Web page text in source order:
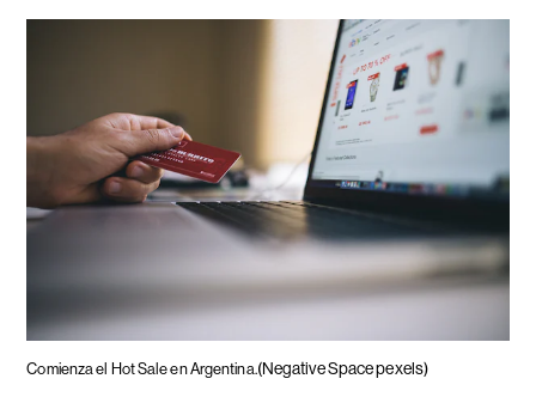
Comienza el Hot Sale en Argentina.(Negative Space pexels)